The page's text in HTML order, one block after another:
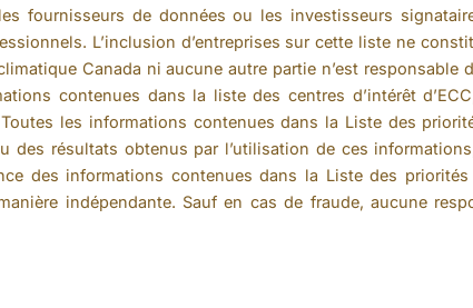
fournisseurs de données ou les investisseurs
L’inclusion d’entreprises sur cette liste ne
Canada ni aucune autre partie n’est responsable
contenues dans la liste des centres d’intérêt
les informations contenues dans la Liste des
des résultats obtenus par l’utilisation de ces
des informations contenues dans la Liste des priorités
indépendante. Sauf en cas de fraude, aucune